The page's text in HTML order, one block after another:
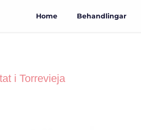
Home Behandlingar
i Torrevieja